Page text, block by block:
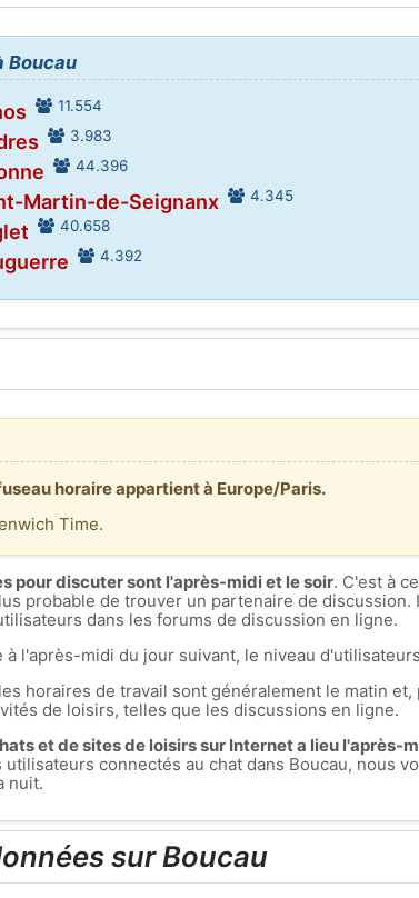
Boucau
11.554
3.983
44.396
Martin-de-Seignanx 4.345
40.658
4.392
horaire appartient à Europe/Paris.
Time.
pour discuter sont l'après-midi et le soir. C'est à
probable de trouver un partenaire de
dans les forums de discussion en ligne.
l'après-midi du jour suivant, le niveau
horaires de travail sont généralement le matin
de loisirs, telles que les discussions en ligne.
et de sites de loisirs sur Internet a lieu l'après-
connectés au chat dans Boucau, nous
nuit.
sur Boucau